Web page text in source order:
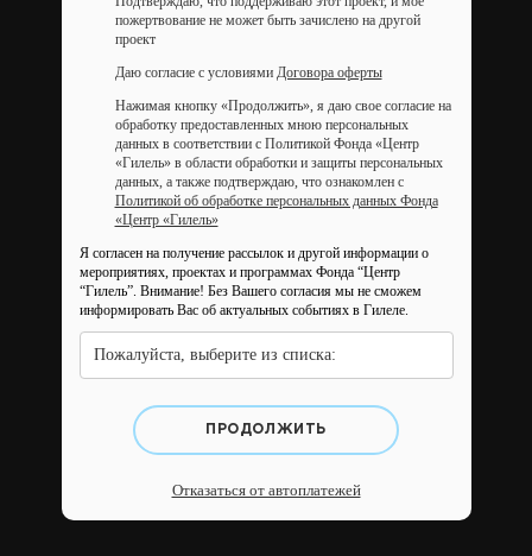
пожертвование не может быть зачислено на другой
проект
Даю согласие с условиями Договора оферты
Нажимая кнопку «Продолжить», я даю свое согласие на
обработку предоставленных мною персональных
данных в соответствии с Политикой Фонда «Центр
«Гилель» в области обработки и защиты персональных
данных, а также подтверждаю, что ознакомлен с
Политикой об обработке персональных данных Фонда
«Центр «Гилель»
Я согласен на получение рассылок и другой информации о
мероприятиях, проектах и программах Фонда “Центр
“Гилель”. Внимание! Без Вашего согласия мы не сможем
информировать Вас об актуальных событиях в Гилеле.
Пожалуйста, выберите из списка:
ПРОДОЛЖИТЬ
Отказаться от автоплатежей